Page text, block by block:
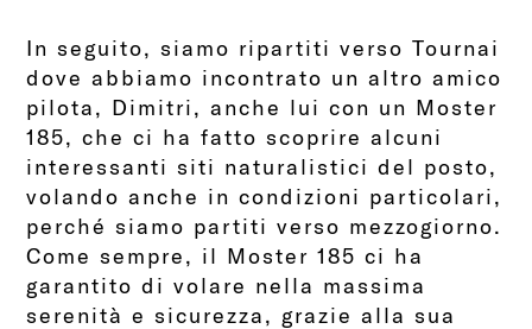
In seguito, siamo ripartiti verso Tournai
dove abbiamo incontrato un altro amico
pilota, Dimitri, anche lui con un Moster
185, che ci ha fatto scoprire alcuni
interessanti siti naturalistici del posto,
volando anche in condizioni particolari,
perché siamo partiti verso mezzogiorno.
Come sempre, il Moster 185 ci ha
garantito di volare nella massima
serenità e sicurezza, grazie alla sua